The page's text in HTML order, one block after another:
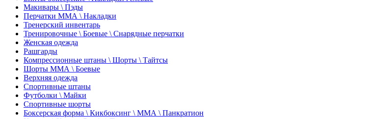
Макивары \ Пэды
Перчатки ММА \ Накладки
Тренерский инвентарь
Тренировочные \ Боевые \ Снарядные перчатки
Женская одежда
Рашгарды
Компрессионные штаны \ Шорты \ Тайтсы
Шорты ММА \ Боевые
Верхняя одежда
Спортивные штаны
Футболки \ Майки
Спортивные шорты
Боксерская форма \ Кикбоксинг \ ММА \ Панкратион